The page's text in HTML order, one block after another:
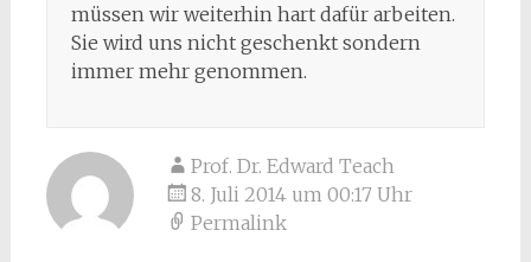
müssen wir weiterhin hart dafür arbeiten.
Sie wird uns nicht geschenkt sondern
immer mehr genommen.
Prof. Dr. Edward Teach
8. Juli 2014 um 00:17 Uhr
Permalink